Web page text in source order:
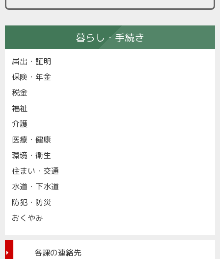
暮らし・手続き
届出・証明
保険・年金
税金
福祉
介護
医療・健康
環境・衛生
住まい・交通
水道・下水道
防犯・防災
おくやみ
各課の連絡先